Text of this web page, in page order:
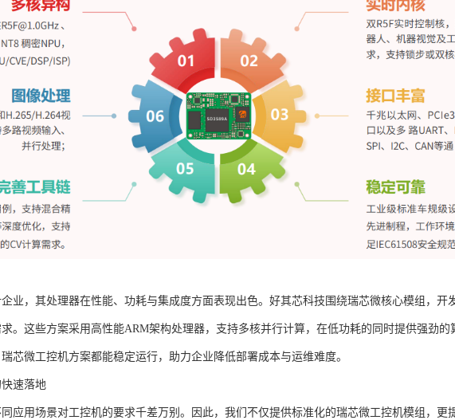
业，其处理器在性能、功耗与集成度方面表现出色。好其芯科技围绕瑞芯微核心模组，开
。这些方案采用高性能ARM架构处理器，支持多核并行计算，在低功耗的同时提供强劲的
芯微工控机方案都能稳定运行，助力企业降低部署成本与运维难度。
速落地
应用场景对工控机的要求千差万别。因此，我们不仅提供标准化的瑞芯微工控机模组，更